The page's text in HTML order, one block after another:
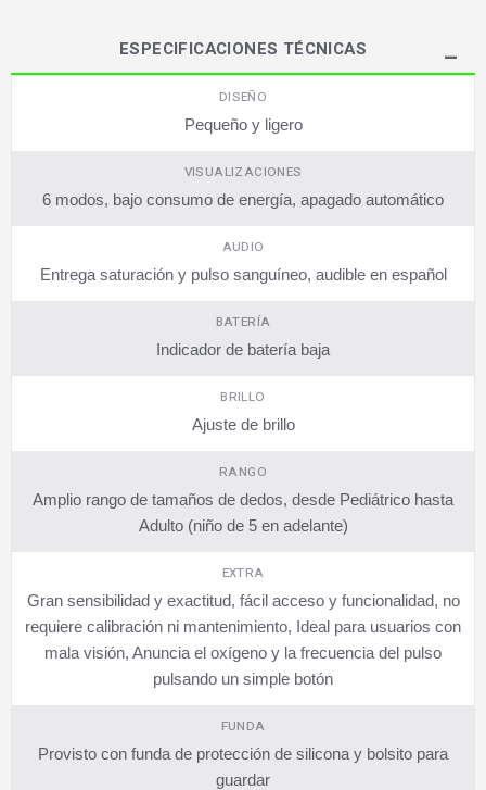
ESPECIFICACIONES TÉCNICAS
DISEÑO
Pequeño y ligero
VISUALIZACIONES
6 modos, bajo consumo de energía, apagado automático
AUDIO
Entrega saturación y pulso sanguíneo, audible en español
BATERÍA
Indicador de batería baja
BRILLO
Ajuste de brillo
RANGO
Amplio rango de tamaños de dedos, desde Pediátrico hasta
Adulto (niño de 5 en adelante)
EXTRA
Gran sensibilidad y exactitud, fácil acceso y funcionalidad, no
requiere calibración ni mantenimiento, Ideal para usuarios con
mala visión, Anuncia el oxígeno y la frecuencia del pulso
pulsando un simple botón
FUNDA
Provisto con funda de protección de silicona y bolsito para
guardar